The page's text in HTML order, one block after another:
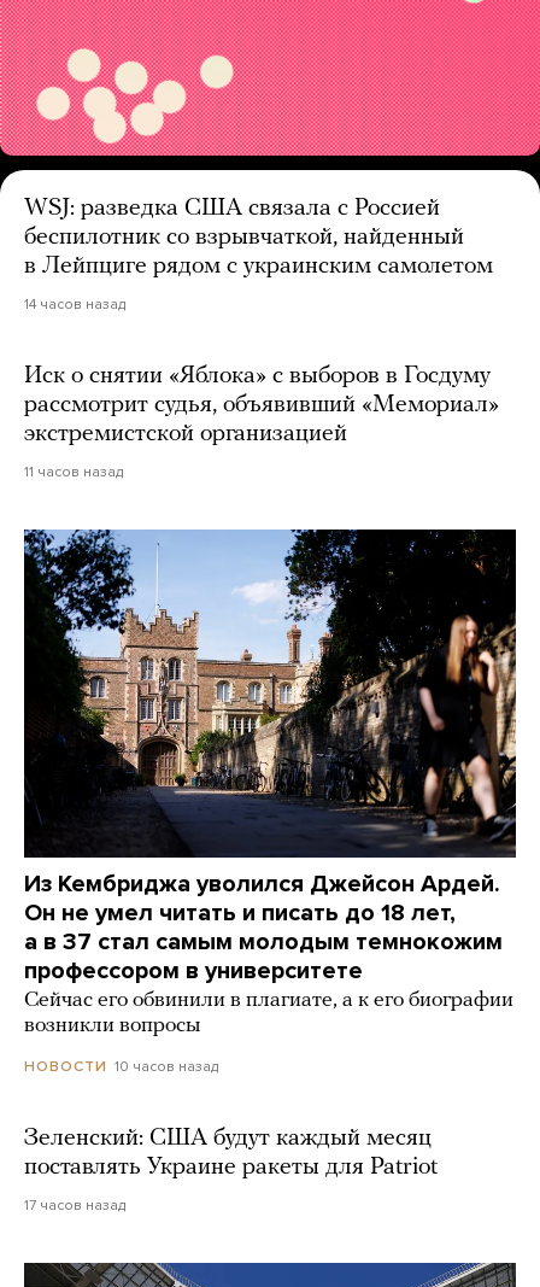
WSJ: разведка США связала с Россией
беспилотник со взрывчаткой, найденный
в Лейпциге рядом с украинским самолетом
14 часов назад
Иск о снятии «Яблока» с выборов в Госдуму
рассмотрит судья, объявивший «Мемориал»
экстремистской организацией
11 часов назад
Из Кембриджа уволился Джейсон Ардей.
Он не умел читать и писать до 18 лет,
а в 37 стал самым молодым темнокожим
профессором в университете
Сейчас его обвинили в плагиате, а к его биографии
возникли вопросы
НОВОСТИ 10 часов назад
Зеленский: США будут каждый месяц
поставлять Украине ракеты для Patriot
17 часов назад